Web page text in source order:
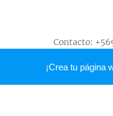
Contacto:
¡Crea tu página